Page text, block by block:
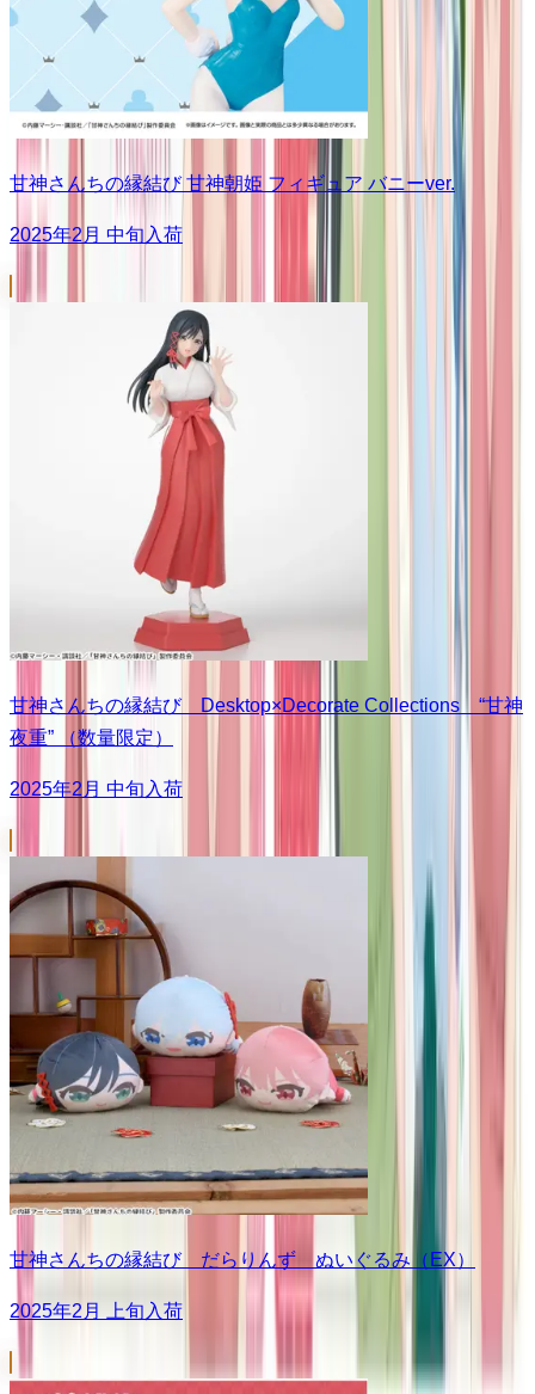
甘神さんちの縁結び 甘神朝姫 フィギュア バニーver.
2025年2月 中旬入荷
甘神さんちの縁結び Desktop×Decorate Collections “甘神
夜重” （数量限定）
2025年2月 中旬入荷
甘神さんちの縁結び だらりんず ぬいぐるみ（EX）
2025年2月 上旬入荷